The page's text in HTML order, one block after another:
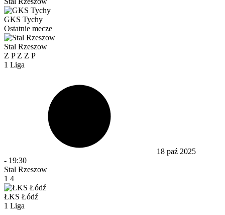
GKS Tychy
Ostatnie mecze
Stal Rzeszow
Z P Z Z P
1 Liga
18 paź 2025
- 19:30
Stal Rzeszow
1 4
ŁKS Łódź
1 Liga